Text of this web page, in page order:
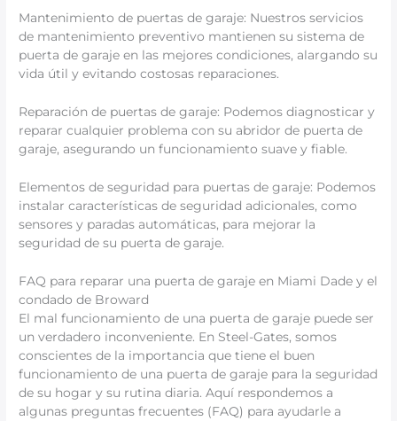
Mantenimiento de puertas de garaje: Nuestros servicios
de mantenimiento preventivo mantienen su sistema de
puerta de garaje en las mejores condiciones, alargando su
vida útil y evitando costosas reparaciones.
Reparación de puertas de garaje: Podemos diagnosticar y
reparar cualquier problema con su abridor de puerta de
garaje, asegurando un funcionamiento suave y fiable.
Elementos de seguridad para puertas de garaje: Podemos
instalar características de seguridad adicionales, como
sensores y paradas automáticas, para mejorar la
seguridad de su puerta de garaje.
FAQ para reparar una puerta de garaje en Miami Dade y el
condado de Broward
El mal funcionamiento de una puerta de garaje puede ser
un verdadero inconveniente. En Steel-Gates, somos
conscientes de la importancia que tiene el buen
funcionamiento de una puerta de garaje para la seguridad
de su hogar y su rutina diaria. Aquí respondemos a
algunas preguntas frecuentes (FAQ) para ayudarle a